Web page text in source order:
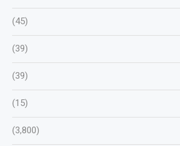
(45)
(39)
(39)
(15)
(3,800)